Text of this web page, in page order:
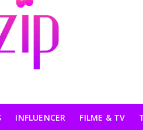
INFLUENCER FILME & TV